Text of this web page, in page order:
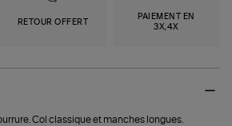
RETOUR OFFERT
PAIEMENT EN
3X,4X
Col classique et manches longues.